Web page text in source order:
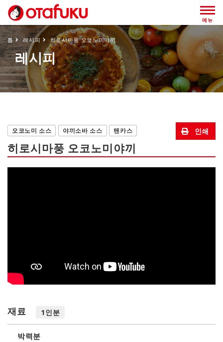
메뉴
톱 레시피 히로시마풍 오코노미야끼
레시피
오코노미 소스 야끼소바 소스 텐카스
히로시마풍 오코노미야끼
재료 1인분
박력분